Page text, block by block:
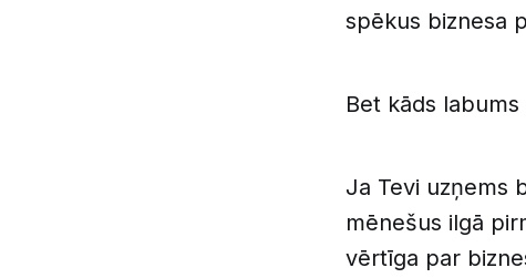
spēkus biznesa
Bet kāds
Ja Tevi uzņems
mēnešus ilgā
vērtīga par